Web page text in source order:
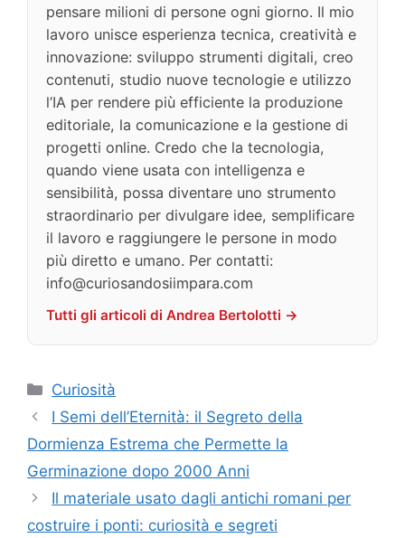
pensare milioni di persone ogni giorno. Il mio
lavoro unisce esperienza tecnica, creatività e
innovazione: sviluppo strumenti digitali, creo
contenuti, studio nuove tecnologie e utilizzo
l’IA per rendere più efficiente la produzione
editoriale, la comunicazione e la gestione di
progetti online. Credo che la tecnologia,
quando viene usata con intelligenza e
sensibilità, possa diventare uno strumento
straordinario per divulgare idee, semplificare
il lavoro e raggiungere le persone in modo
più diretto e umano. Per contatti:
info@curiosandosiimpara.com
Tutti gli articoli di Andrea Bertolotti →
Categorie
Curiosità
I Semi dell’Eternità: il Segreto della
Dormienza Estrema che Permette la
Germinazione dopo 2000 Anni
Il materiale usato dagli antichi romani per
costruire i ponti: curiosità e segreti